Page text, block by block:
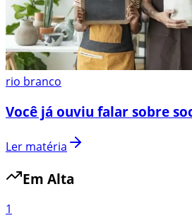
rio branco
Você já ouviu falar sobre
Ler matéria
Em Alta
1